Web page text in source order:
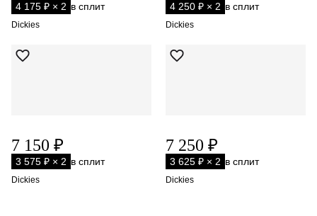
4 175 ₽ × 2 в сплит
Dickies
4 250 ₽ × 2 в сплит
Dickies
7 150 ₽
3 575 ₽ × 2 в сплит
Dickies
7 250 ₽
3 625 ₽ × 2 в сплит
Dickies